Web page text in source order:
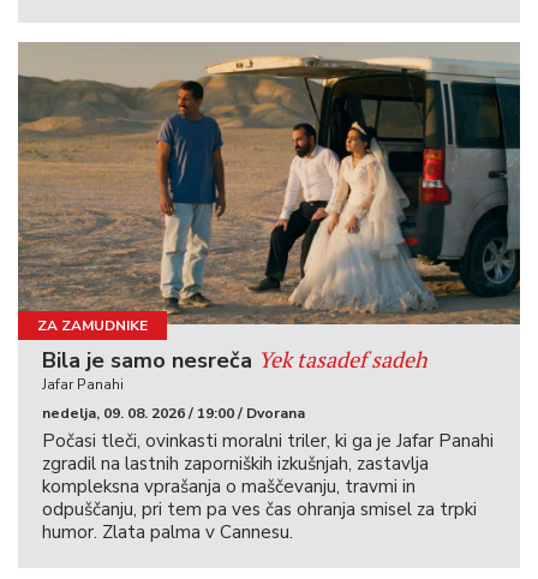
ZA ZAMUDNIKE
Bila je samo nesreča Yek tasadef sadeh
Jafar Panahi
nedelja, 09. 08. 2026 / 19:00 / Dvorana
Počasi tleči, ovinkasti moralni triler, ki ga je Jafar Panahi
zgradil na lastnih zaporniških izkušnjah, zastavlja
kompleksna vprašanja o maščevanju, travmi in
odpuščanju, pri tem pa ves čas ohranja smisel za trpki
humor. Zlata palma v Cannesu.